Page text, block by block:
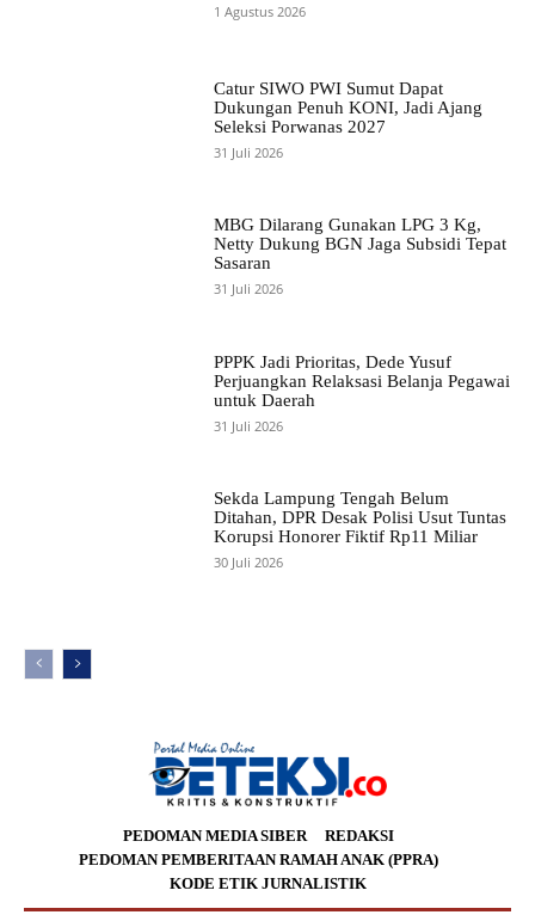
1 Agustus 2026
Catur SIWO PWI Sumut Dapat
Dukungan Penuh KONI, Jadi Ajang
Seleksi Porwanas 2027
31 Juli 2026
MBG Dilarang Gunakan LPG 3 Kg,
Netty Dukung BGN Jaga Subsidi Tepat
Sasaran
31 Juli 2026
PPPK Jadi Prioritas, Dede Yusuf
Perjuangkan Relaksasi Belanja Pegawai
untuk Daerah
31 Juli 2026
Sekda Lampung Tengah Belum
Ditahan, DPR Desak Polisi Usut Tuntas
Korupsi Honorer Fiktif Rp11 Miliar
30 Juli 2026
PEDOMAN MEDIA SIBER
REDAKSI
PEDOMAN PEMBERITAAN RAMAH ANAK (PPRA)
KODE ETIK JURNALISTIK